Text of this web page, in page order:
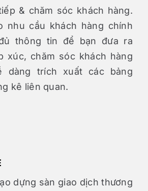
& chăm sóc khách hàng.
nhu cầu khách hàng chính
thông tin để bạn đưa ra
xúc, chăm sóc khách hàng
dàng trích xuất các bảng
kê liên quan.
dựng sàn giao dịch thương